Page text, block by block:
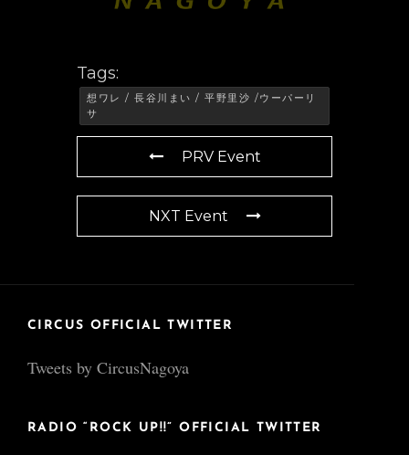
Tags:
想ワレ / 長谷川まい / 平野里沙 /ウーパーリ
サ
PRV Event
NXT Event
CIRCUS OFFICIAL TWITTER
Tweets by CircusNagoya
RADIO “ROCK UP!!” OFFICIAL TWITTER